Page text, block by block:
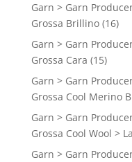
Garn > Garn
Grossa Brillino (16)
Garn > Garn
Grossa Cara (15)
Garn > Garn
Grossa Cool Merino
Garn > Garn
Grossa Cool Wool >
Garn > Garn